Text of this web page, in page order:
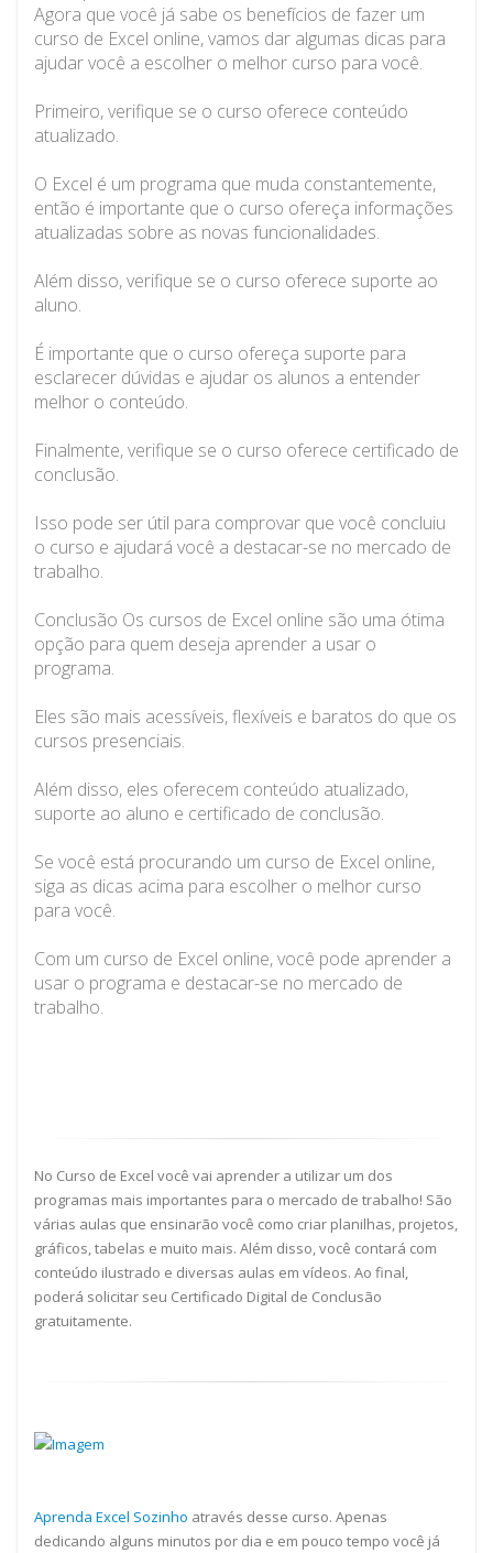
Agora que você já sabe os benefícios de fazer um
curso de Excel online, vamos dar algumas dicas para
ajudar você a escolher o melhor curso para você.
Primeiro, verifique se o curso oferece conteúdo
atualizado.
O Excel é um programa que muda constantemente,
então é importante que o curso ofereça informações
atualizadas sobre as novas funcionalidades.
Além disso, verifique se o curso oferece suporte ao
aluno.
É importante que o curso ofereça suporte para
esclarecer dúvidas e ajudar os alunos a entender
melhor o conteúdo.
Finalmente, verifique se o curso oferece certificado de
conclusão.
Isso pode ser útil para comprovar que você concluiu
o curso e ajudará você a destacar-se no mercado de
trabalho.
Conclusão Os cursos de Excel online são uma ótima
opção para quem deseja aprender a usar o
programa.
Eles são mais acessíveis, flexíveis e baratos do que os
cursos presenciais.
Além disso, eles oferecem conteúdo atualizado,
suporte ao aluno e certificado de conclusão.
Se você está procurando um curso de Excel online,
siga as dicas acima para escolher o melhor curso
para você.
Com um curso de Excel online, você pode aprender a
usar o programa e destacar-se no mercado de
trabalho.
No Curso de Excel você vai aprender a utilizar um dos
programas mais importantes para o mercado de trabalho! São
várias aulas que ensinarão você como criar planilhas, projetos,
gráficos, tabelas e muito mais. Além disso, você contará com
conteúdo ilustrado e diversas aulas em vídeos. Ao final,
poderá solicitar seu Certificado Digital de Conclusão
gratuitamente.
Aprenda Excel Sozinho através desse curso. Apenas
dedicando alguns minutos por dia e em pouco tempo você já